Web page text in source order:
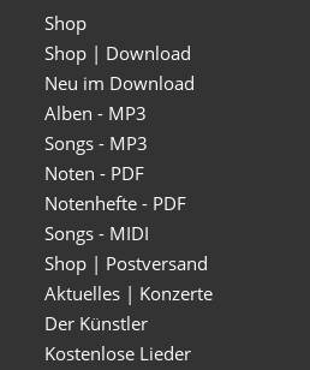
Shop
Shop | Download
Neu im Download
Alben - MP3
Songs - MP3
Noten - PDF
Notenhefte - PDF
Songs - MIDI
Shop | Postversand
Aktuelles | Konzerte
Der Künstler
Kostenlose Lieder